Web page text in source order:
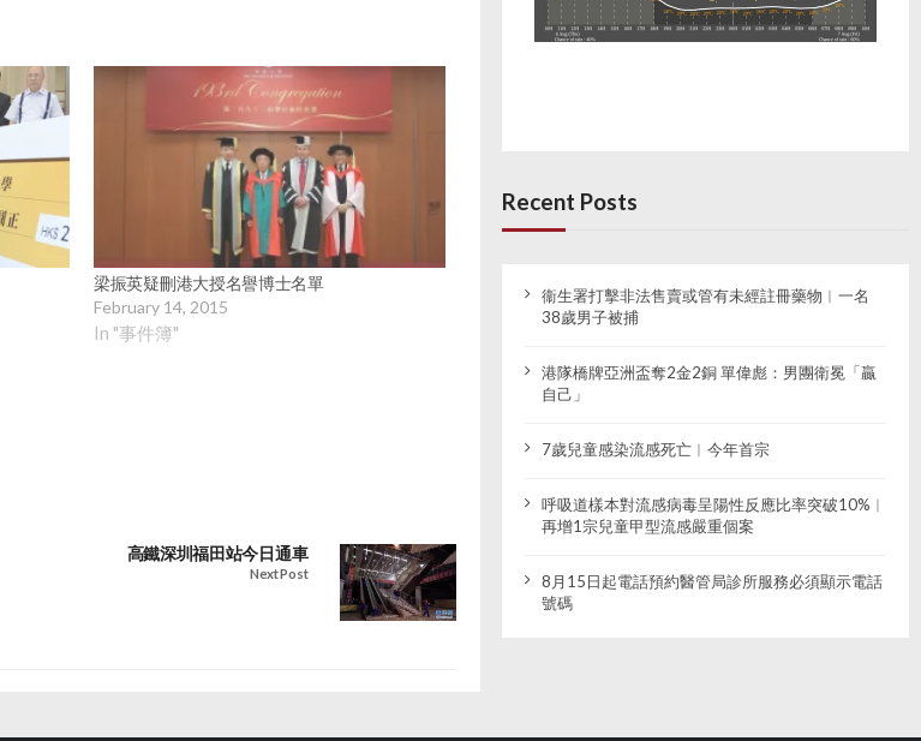
梁振英疑刪港大授名譽博士名單
February 14, 2015
In "事件簿"
高鐵深圳福田站今日通車
Next Post
Recent Posts
衞生署打擊非法售賣或管有未經註冊藥物︱一名
38歲男子被捕
港隊橋牌亞洲盃奪2金2銅 單偉彪：男團衛冕「贏
自己」
7歲兒童感染流感死亡︱今年首宗
呼吸道樣本對流感病毒呈陽性反應比率突破10%︱
再增1宗兒童甲型流感嚴重個案
8月15日起電話預約醫管局診所服務必須顯示電話
號碼